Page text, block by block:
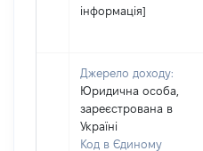
інформація]
Джерело доходу:
Юридична особа,
зареєстрована в
Україні
Код в Єдиному